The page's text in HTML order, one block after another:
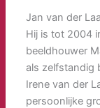
Jan van der
Hij is tot 2004
beeldhouwer
als zelfstandig
Irene van der
persoonlijke